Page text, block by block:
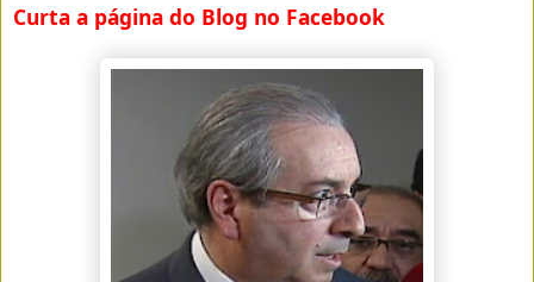
Curta a página do Blog no Facebook